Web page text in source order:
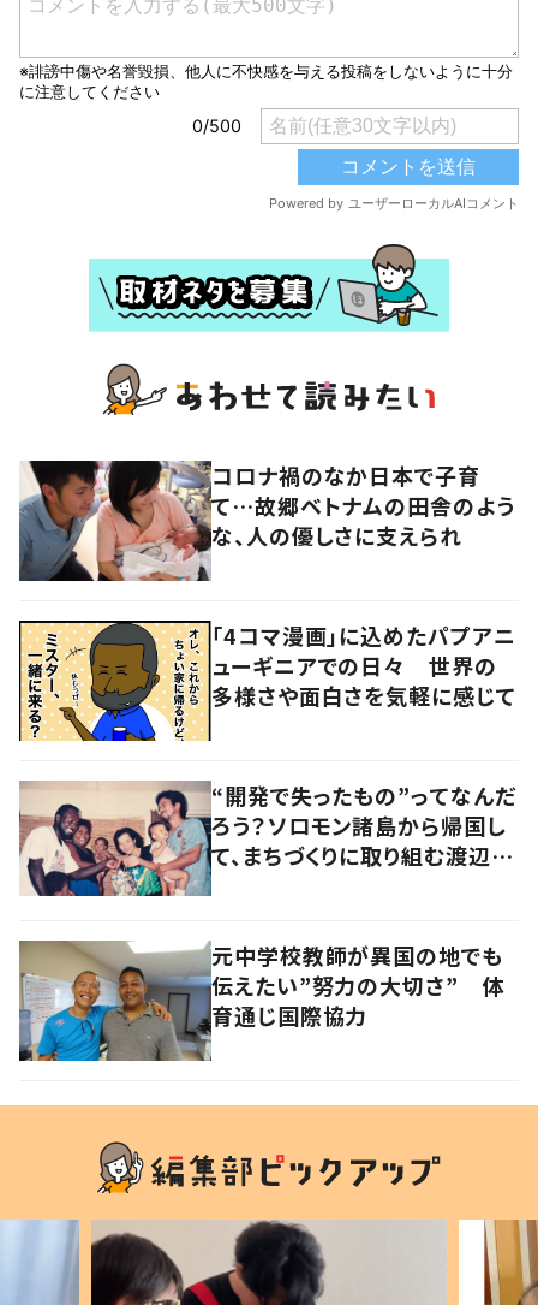
コロナ禍のなか日本で子育
て…故郷ベトナムの田舎のよう
な、人の優しさに支えられ
「4コマ漫画」に込めたパプアニ
ューギニアでの日々 世界の
多様さや面白さを気軽に感じて
“開発で失ったもの”ってなんだ
ろう？ソロモン諸島から帰国し
て、まちづくりに取り組む渡辺督
元中学校教師が異国の地でも
伝えたい”努力の大切さ” 体
育通じ国際協力